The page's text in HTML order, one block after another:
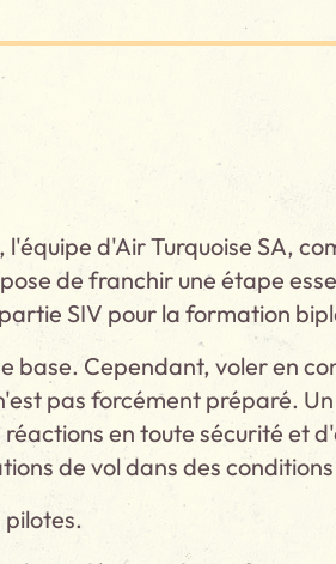
d'Air Turquoise SA,
de franchir une étape
SIV pour la formation
base. Cependant, voler en
pas forcément préparé.
en toute sécurité et
de vol dans des